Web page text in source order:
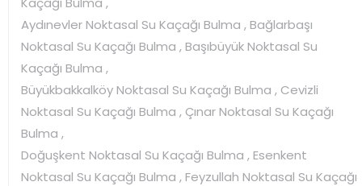
Aydınevler Noktasal Su Kaçağı Bulma , Bağlarbaşı
Noktasal Su Kaçağı Bulma , Başıbüyük Noktasal Su
Kaçağı Bulma ,
Büyükbakkalköy Noktasal Su Kaçağı Bulma , Cevizli
Noktasal Su Kaçağı Bulma , Çınar Noktasal Su Kaçağı
Bulma ,
Doğuşkent Noktasal Su Kaçağı Bulma , Esenkent
Noktasal Su Kaçağı Bulma , Feyzullah Noktasal Su Kaçağı